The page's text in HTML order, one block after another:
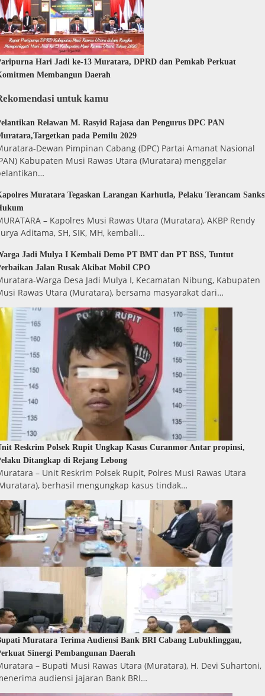
Hari Jadi ke-13 Muratara, DPRD dan Pemkab Perkuat
Membangun Daerah
untuk kamu
Relawan M. Rasyid Rajasa dan Pengurus DPC PAN
pada Pemilu 2029
Dewan Pimpinan Cabang (DPC) Partai Amanat Nasional
Kabupaten Musi Rawas Utara (Muratara) menggelar
Muratara Tegaskan Larangan Karhutla, Pelaku Terancam
– Kapolres Musi Rawas Utara (Muratara), AKBP Rendy
Aditama, SH, SIK, MH, kembali…
Jadi Mulya I Kembali Demo PT BMT dan PT BSS, Tuntut
Jalan Rusak Akibat Mobil CPO
Warga Desa Jadi Mulya I, Kecamatan Nibung, Kabupaten
Rawas Utara (Muratara), bersama masyarakat dari…
Reskrim Polsek Rupit Ungkap Kasus Curanmor Antar propinsi,
Ditangkap di Rejang Lebong
– Unit Reskrim Polsek Rupit, Polres Musi Rawas Utara
berhasil mengungkap kasus tindak…
Muratara Terima Audiensi Bank BRI Cabang Lubuklinggau,
Sinergi Pembangunan Daerah
– Bupati Musi Rawas Utara (Muratara), H. Devi Suhartoni,
audiensi jajaran Bank BRI…